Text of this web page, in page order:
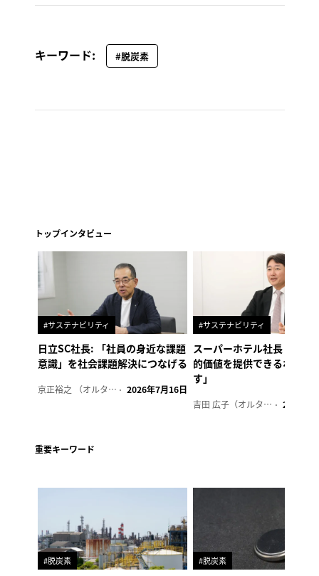
キーワード: #脱炭素
トップインタビュー
#サステナビリティ
日立SC社長: 「社員の身近な課題
意識」を社会課題解決につなげる
京正裕之 （オルタナ副編集長） 2026年7月16日
#サステナビリティ
スーパーホテル社長「地域
的価値を提供できるホテル
す」
吉田 広子（オルタナ輪番編集長） 2026年6
重要キーワード
#脱炭素 #脱炭素